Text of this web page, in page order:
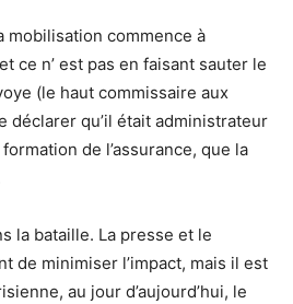
mobilisation commence à
ce n’ est pas en faisant sauter le
(le haut commissaire aux
déclarer qu’il était administrateur
de l’assurance, que la
la bataille. La presse et le
de minimiser l’impact, mais il est
au jour d’aujourd’hui, le